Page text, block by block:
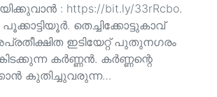
: https://bit.ly/33rRcbo.
തെച്ചിക്കോട്ടുകാവ്
ഇടിയേറ്റ് പുതുനഗരം
കർണ്ണൻ. കർണ്ണന്റെ
കുതിച്ചുവരുന്ന…